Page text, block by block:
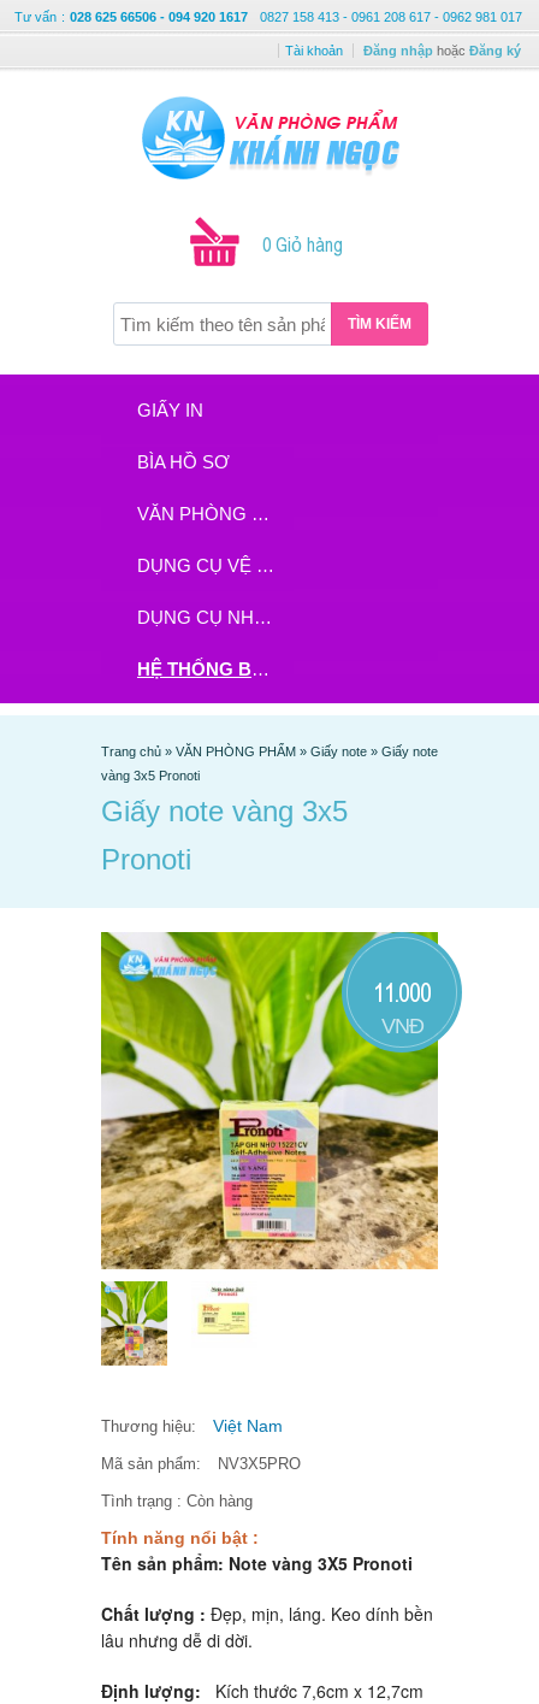
Tư vấn : 028 625 66506 - 094 920 1617 0827 158 413 - 0961 208 617 - 0962 981 017
Tài khoản Đăng nhập hoặc Đăng ký
0 Giỏ hàng
TÌM KIẾM
GIẤY IN
BÌA HỒ SƠ
VĂN PHÒNG PHẨM
DỤNG CỤ VỆ SINH
DỤNG CỤ NHÀ BẾP
HỆ THỐNG BHX - TGDĐ ĐẶT HÀNG TẠI ĐÂY
Trang chủ » VĂN PHÒNG PHẨM » Giấy note » Giấy note
vàng 3x5 Pronoti
Giấy note vàng 3x5
Pronoti
11.000
VNĐ
Thương hiệu: Việt Nam
Mã sản phẩm: NV3X5PRO
Tình trạng : Còn hàng
Tính năng nổi bật :
Tên sản phẩm: Note vàng 3X5 Pronoti
Chất lượng : Đẹp, mịn, láng. Keo dính bền
lâu nhưng dễ di dời.
Định lượng: Kích thước 7,6cm x 12,7cm